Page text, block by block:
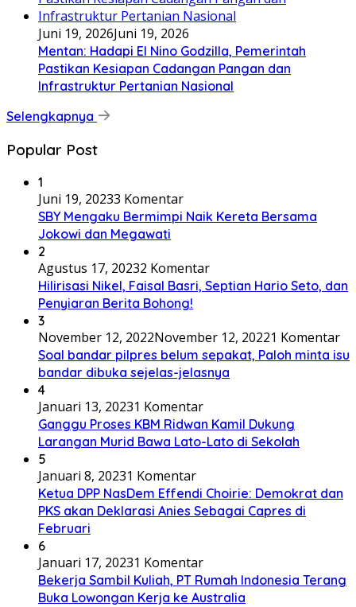
Juni 19, 2026Juni 19, 2026
Mentan: Hadapi El Nino Godzilla, Pemerintah
Pastikan Kesiapan Cadangan Pangan dan
Infrastruktur Pertanian Nasional
Selengkapnya
Popular Post
1
Juni 19, 20233 Komentar
SBY Mengaku Bermimpi Naik Kereta Bersama
Jokowi dan Megawati
2
Agustus 17, 20232 Komentar
Hilirisasi Nikel, Faisal Basri, Septian Hario Seto, dan
Penyiaran Berita Bohong!
3
November 12, 2022November 12, 20221 Komentar
Soal bandar pilpres belum sepakat, Paloh minta isu
bandar dibuka sejelas-jelasnya
4
Januari 13, 20231 Komentar
Ganggu Proses KBM Ridwan Kamil Dukung
Larangan Murid Bawa Lato-Lato di Sekolah
5
Januari 8, 20231 Komentar
Ketua DPP NasDem Effendi Choirie: Demokrat dan
PKS akan Deklarasi Anies Sebagai Capres di
Februari
6
Januari 17, 20231 Komentar
Bekerja Sambil Kuliah, PT Rumah Indonesia Terang
Buka Lowongan Kerja ke Australia